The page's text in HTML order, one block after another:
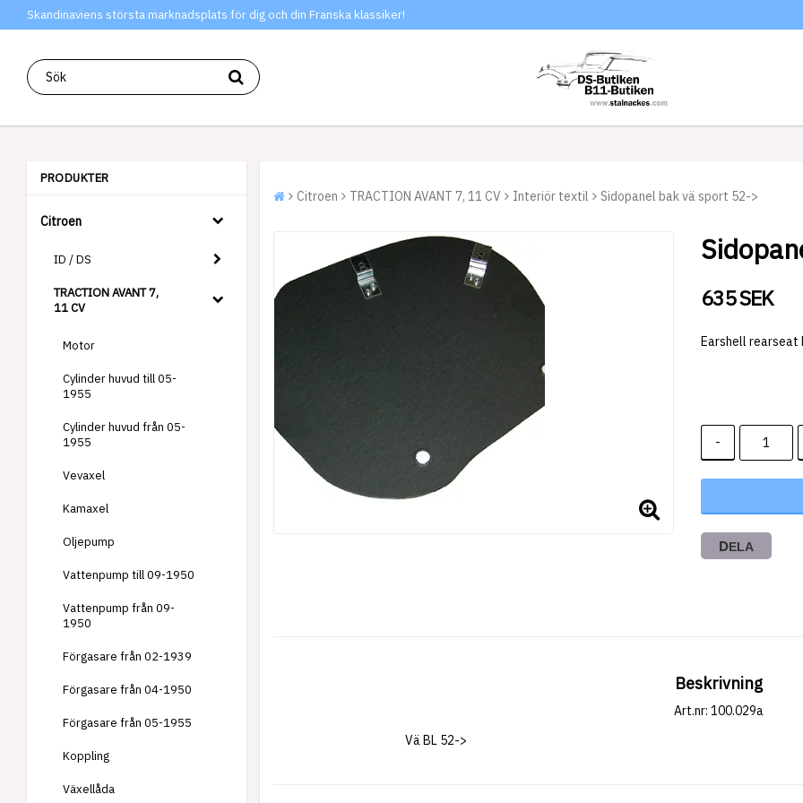
Skandinaviens största marknadsplats för dig och din Franska klassiker!
PRODUKTER
Citroen
ID / DS
TRACTION AVANT 7,
11 CV
Motor
Cylinder huvud till 05-
1955
Cylinder huvud från 05-
1955
Vevaxel
Kamaxel
Oljepump
Vattenpump till 09-1950
Vattenpump från 09-
1950
Förgasare från 02-1939
Förgasare från 04-1950
Förgasare från 05-1955
Koppling
Växellåda
Citroen TRACTION AVANT 7, 11 CV Interiör textil Sidopanel bak vä sport 52->
635 SEK
Earshell rearseat
-
DELA
Beskrivning
Art.nr: 100.029a
Vä BL 52->